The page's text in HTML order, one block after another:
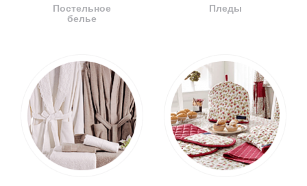
Постельное
белье
Пледы